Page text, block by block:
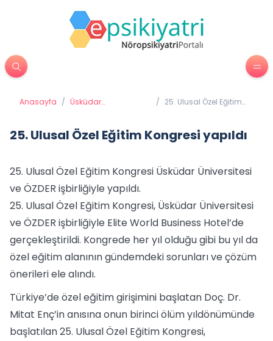
Anasayfa / Üsküdar
/ 25. Ulusal Özel Eğitim
25. Ulusal Özel Eğitim Kongresi yapıldı
25. Ulusal Özel Eğitim Kongresi Üsküdar Üniversitesi
ve ÖZDER işbirliğiyle yapıldı.
25. Ulusal Özel Eğitim Kongresi, Üsküdar Üniversitesi
ve ÖZDER işbirliğiyle Elite World Business Hotel’de
gerçekleştirildi. Kongrede her yıl olduğu gibi bu yıl da
özel eğitim alanının gündemdeki sorunları ve çözüm
önerileri ele alındı.
Türkiye’de özel eğitim girişimini başlatan Doç. Dr.
Mitat Enç’in anısına onun birinci ölüm yıldönümünde
başlatılan 25. Ulusal Özel Eğitim Kongresi,